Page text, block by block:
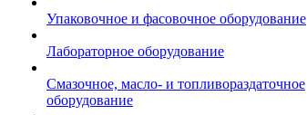
Упаковочное и фасовочное оборудование
Лабораторное оборудование
Смазочное, масло- и топливораздаточное
оборудование